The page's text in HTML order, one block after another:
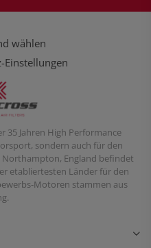
wählen
Einstellungen
35 Jahren High Performance
sondern auch für den
England befindet
etabliertesten Länder für den
Motoren stammen aus